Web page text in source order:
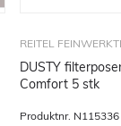
REITEL
DUSTY
Comfort 5 stk
Produktnr. N115336